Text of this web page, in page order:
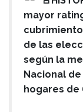
mayor
de las
según la
Nacional
hogares de